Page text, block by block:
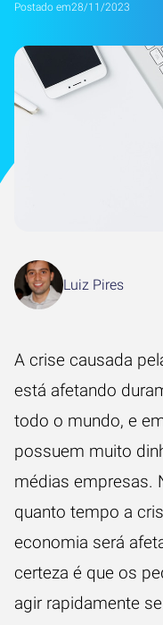
Postado em28/11/2023
Luiz Pires
A crise causada
está afetando
todo o mundo, e
possuem muito
médias empresas.
quanto tempo a
economia será
certeza é que os
agir rapidamente